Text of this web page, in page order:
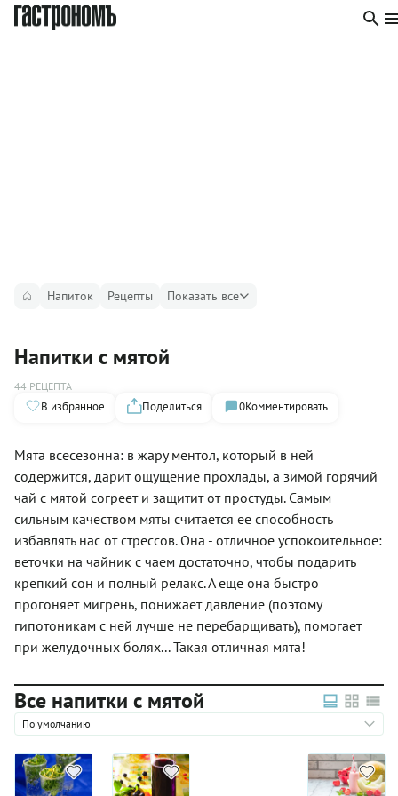
Напиток Рецепты Показать все
Напитки с мятой
44 РЕЦЕПТА
В избранное Поделиться 0Комментировать
Мята всесезонна: в жару ментол, который в ней
содержится, дарит ощущение прохлады, а зимой горячий
чай с мятой согреет и защитит от простуды. Самым
сильным качеством мяты считается ее способность
избавлять нас от стрессов. Она - отличное успокоительное:
веточки на чайник с чаем достаточно, чтобы подарить
крепкий сон и полный релакс. А еще она быстро
прогоняет мигрень, понижает давление (поэтому
гипотоникам с ней лучше не перебарщивать), помогает
при желудочных болях... Такая отличная мята!
Все напитки с мятой
По умолчанию